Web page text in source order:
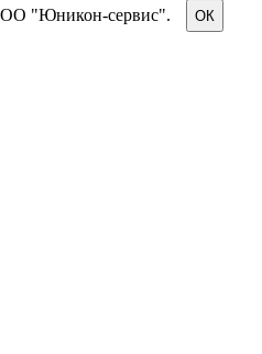
"Юникон-сервис".
ОК